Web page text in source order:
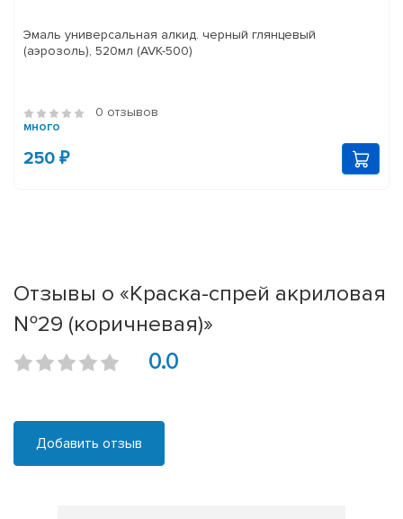
Эмаль универсальная алкид. черный глянцевый
(аэрозоль), 520мл (AVK-500)
0 отзывов
много
250 ₽
Отзывы о «Краска-спрей акриловая
№29 (коричневая)»
0.0
Добавить отзыв